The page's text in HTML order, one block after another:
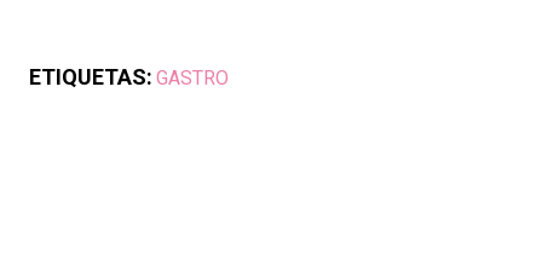
ETIQUETAS: GASTRO